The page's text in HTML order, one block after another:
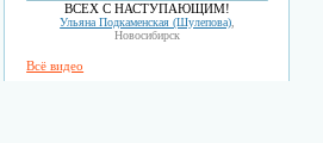
ВСЕХ С НАСТУПАЮЩИМ!
Ульяна Подкаменская (Шулепова)
Новосибирск
Всё видео